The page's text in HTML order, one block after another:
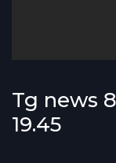
Tg news
19.45